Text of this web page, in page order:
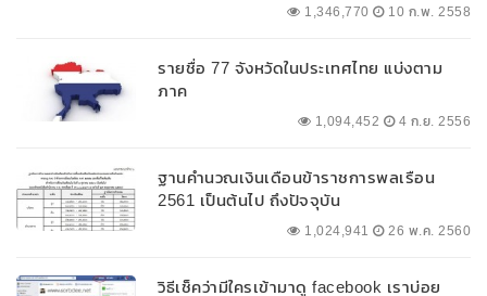
1,346,770 10 ก.พ. 2558
รายชื่อ 77 จังหวัดในประเทศไทย แบ่งตาม
ภาค
1,094,452 4 ก.ย. 2556
ฐานคำนวณเงินเดือนข้าราชการพลเรือน
2561 เป็นต้นไป ถึงปัจจุบัน
1,024,941 26 พ.ค. 2560
วิธีเช็คว่ามีใครเข้ามาดู facebook เราบ่อย